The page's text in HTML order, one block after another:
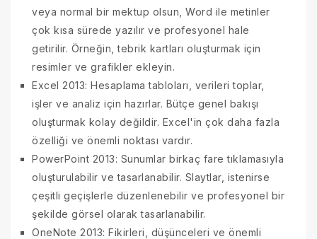
veya normal bir mektup olsun, Word ile metinler
çok kısa sürede yazılır ve profesyonel hale
getirilir. Örneğin, tebrik kartları oluşturmak için
resimler ve grafikler ekleyin.
Excel 2013: Hesaplama tabloları, verileri toplar,
işler ve analiz için hazırlar. Bütçe genel bakışı
oluşturmak kolay değildir. Excel'in çok daha fazla
özelliği ve önemli noktası vardır.
PowerPoint 2013: Sunumlar birkaç fare tıklamasıyla
oluşturulabilir ve tasarlanabilir. Slaytlar, istenirse
çeşitli geçişlerle düzenlenebilir ve profesyonel bir
şekilde görsel olarak tasarlanabilir.
OneNote 2013: Fikirleri, düşünceleri ve önemli